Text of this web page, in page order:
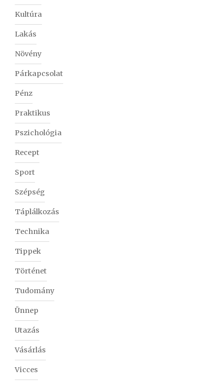
Kultúra
Lakás
Növény
Párkapcsolat
Pénz
Praktikus
Pszichológia
Recept
Sport
Szépség
Táplálkozás
Technika
Tippek
Történet
Tudomány
Ünnep
Utazás
Vásárlás
Vicces